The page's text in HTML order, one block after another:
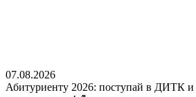
07.08.2026
Абитуриенту 2026: поступай в ДИТК и